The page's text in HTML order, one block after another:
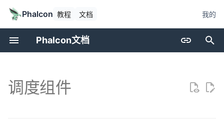
Phalcon 教程 文档 我的
Phalcon文档
始
搜
更新日志
Web服务器设置
微型
PHQL
Flash消息
方法
配置
调度组件